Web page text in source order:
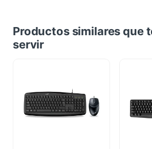
Productos similares que
servir